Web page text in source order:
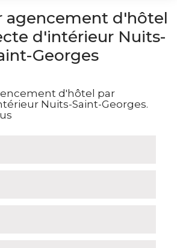
agencement d'hôtel
d'intérieur Nuits-
Georges
d'hôtel par
Nuits-Saint-Georges.